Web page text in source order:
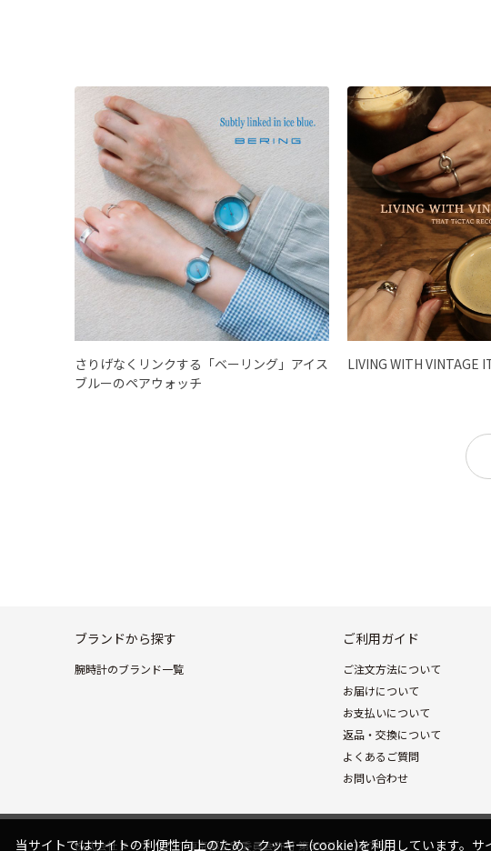
さりげなくリンクする「ベーリング」アイス
ブルーのペアウォッチ
LIVING WITH VINTAGE
ブランドから探す
腕時計のブランド一覧
ご利用ガイド
ご注文方法について
お届けについて
お支払いについて
返品・交換について
よくあるご質問
お問い合わせ
株式会社ヌーヴ・エイ 東京都公安委員会許可 第303310107497号
当サイトではサイトの利便性向上のため、クッキー(cookie)を利用しています。